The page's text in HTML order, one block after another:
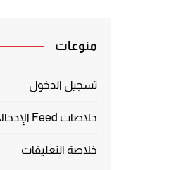
منوعات
تسجيل الدخول
خلاصات Feed الإدخالات
خلاصة التعليقات